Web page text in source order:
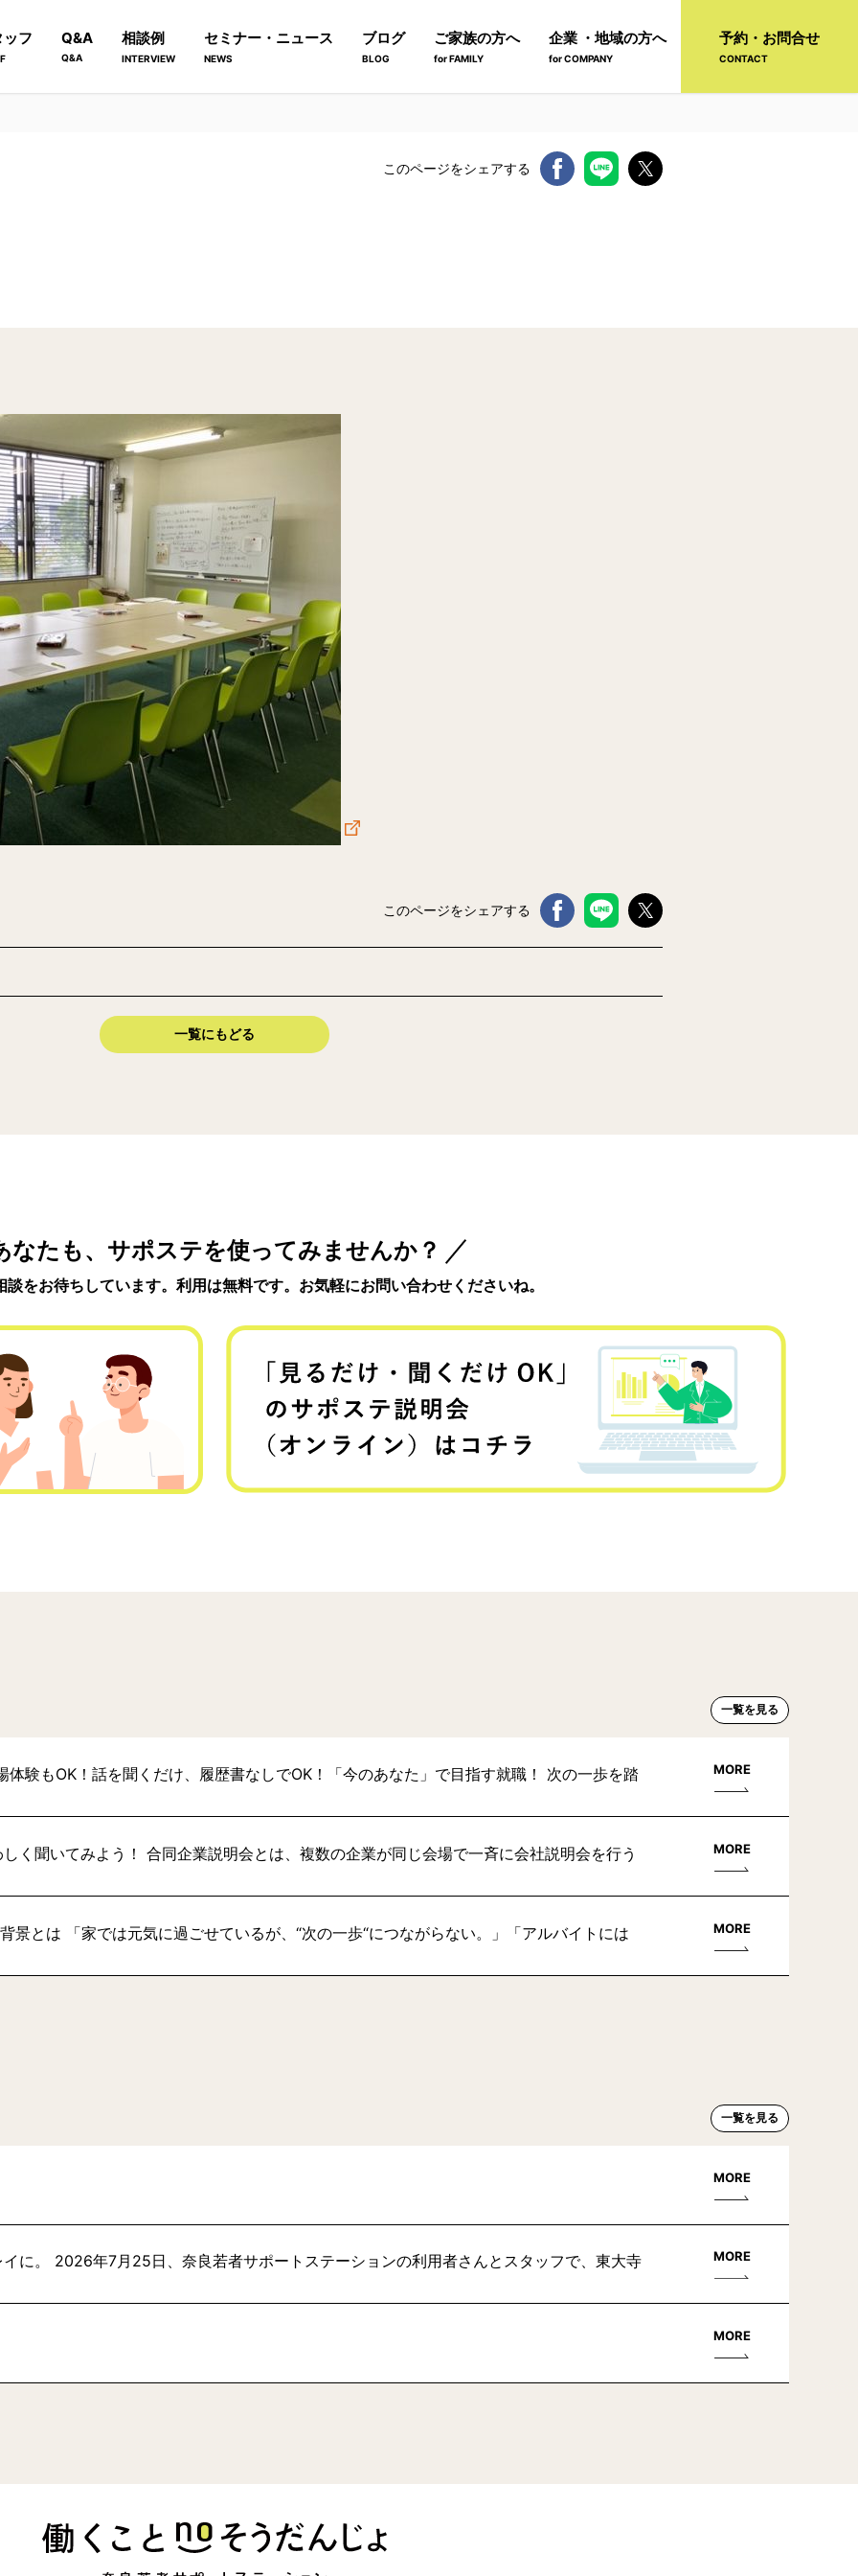
ッフ Q&A
Q&A
相談例
INTERVIEW
セミナー・ニュース
NEWS
ブログ
BLOG
ご家族の方へ
for FAMILY
企業 ・地域の方へ
for COMPANY
予約・お問合せ
CONTACT
このページをシェアする
このページをシェアする
一覧にもどる
なたも、サポステを使ってみませんか？
をお待ちしています。利用は無料です。お気軽にお問い合わせくださいね。
一覧を見る
体験もOK！話を聞くだけ、履歴書なしでOK！「今のあなた」で目指す就職！ 次の一歩を踏
MORE
く聞いてみよう！ 合同企業説明会とは、複数の企業が同じ会場で一斉に会社説明会を行う
MORE
景とは 「家では元気に過ごせているが、“次の一歩“につながらない。」「アルバイトには
MORE
一覧を見る
MORE
に。 2026年7月25日、奈良若者サポートステーションの利用者さんとスタッフで、東大寺
MORE
MORE